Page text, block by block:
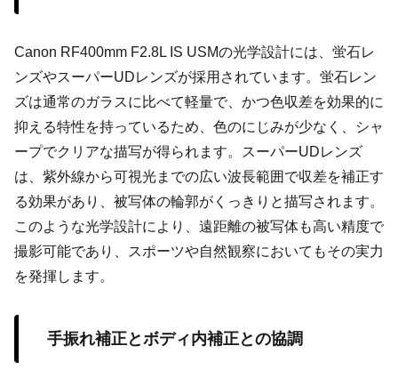
Canon RF400mm F2.8L IS USMの光学設計には、蛍石レ
ンズやスーパーUDレンズが採用されています。蛍石レン
ズは通常のガラスに比べて軽量で、かつ色収差を効果的に
抑える特性を持っているため、色のにじみが少なく、シャ
ープでクリアな描写が得られます。スーパーUDレンズ
は、紫外線から可視光までの広い波長範囲で収差を補正す
る効果があり、被写体の輪郭がくっきりと描写されます。
このような光学設計により、遠距離の被写体も高い精度で
撮影可能であり、スポーツや自然観察においてもその実力
を発揮します。
手振れ補正とボディ内補正との協調